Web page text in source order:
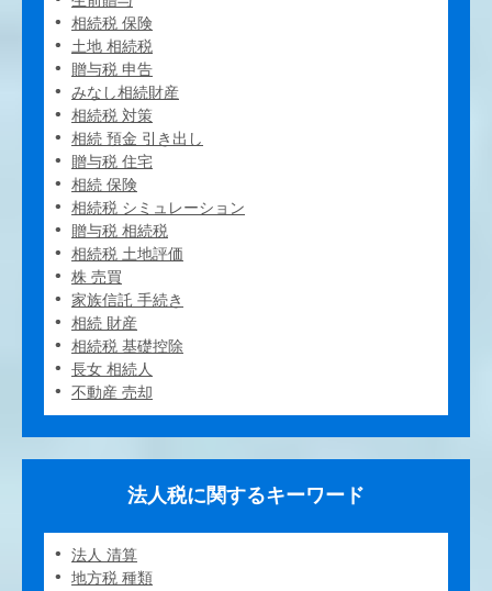
相続税 保険
土地 相続税
贈与税 申告
みなし相続財産
相続税 対策
相続 預金 引き出し
贈与税 住宅
相続 保険
相続税 シミュレーション
贈与税 相続税
相続税 土地評価
株 売買
家族信託 手続き
相続 財産
相続税 基礎控除
長女 相続人
不動産 売却
法人税に関するキーワード
法人 清算
地方税 種類